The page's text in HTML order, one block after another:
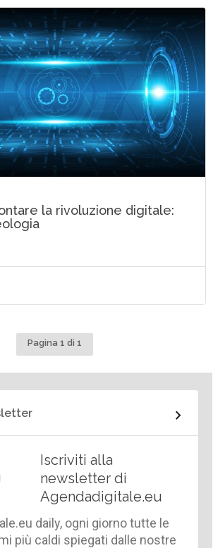
la rivoluzione digitale:
Pagina 1 di 1
Iscriviti alla
newsletter di
Agendadigitale.eu
daily, ogni giorno tutte le
più caldi spiegati dalle nostre